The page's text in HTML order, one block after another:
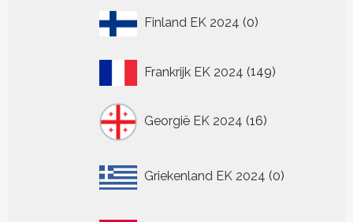
Finland EK 2024 0
producten
Frankrijk EK 2024 149149
Georgië EK 2024 16
producten
Griekenland EK 2024 0
producten